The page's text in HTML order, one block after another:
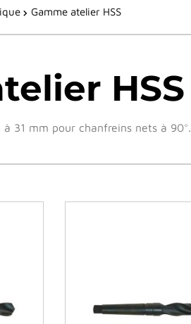
Gamme atelier HSS
HSS
31 mm pour chanfreins nets à 90°.